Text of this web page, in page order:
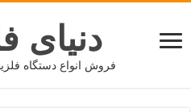
دنیای
فروش انواع دستگاه